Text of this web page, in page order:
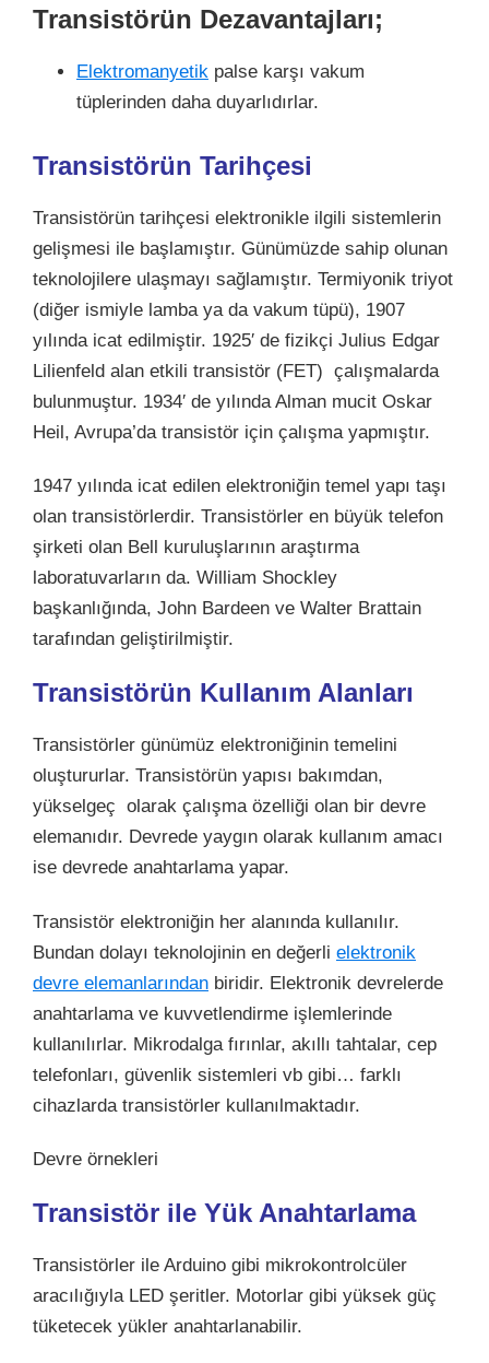
Transistörün Dezavantajları;
Elektromanyetik palse karşı vakum
tüplerinden daha duyarlıdırlar.
Transistörün Tarihçesi
Transistörün tarihçesi elektronikle ilgili sistemlerin
gelişmesi ile başlamıştır. Günümüzde sahip olunan
teknolojilere ulaşmayı sağlamıştır. Termiyonik triyot
(diğer ismiyle lamba ya da vakum tüpü), 1907
yılında icat edilmiştir. 1925′ de fizikçi Julius Edgar
Lilienfeld alan etkili transistör (FET) çalışmalarda
bulunmuştur. 1934′ de yılında Alman mucit Oskar
Heil, Avrupa’da transistör için çalışma yapmıştır.
1947 yılında icat edilen elektroniğin temel yapı taşı
olan transistörlerdir. Transistörler en büyük telefon
şirketi olan Bell kuruluşlarının araştırma
laboratuvarların da. William Shockley
başkanlığında, John Bardeen ve Walter Brattain
tarafından geliştirilmiştir.
Transistörün Kullanım Alanları
Transistörler günümüz elektroniğinin temelini
oluştururlar. Transistörün yapısı bakımdan,
yükselgeç olarak çalışma özelliği olan bir devre
elemanıdır. Devrede yaygın olarak kullanım amacı
ise devrede anahtarlama yapar.
Transistör elektroniğin her alanında kullanılır.
Bundan dolayı teknolojinin en değerli elektronik
devre elemanlarından biridir. Elektronik devrelerde
anahtarlama ve kuvvetlendirme işlemlerinde
kullanılırlar. Mikrodalga fırınlar, akıllı tahtalar, cep
telefonları, güvenlik sistemleri vb gibi… farklı
cihazlarda transistörler kullanılmaktadır.
Devre örnekleri
Transistör ile Yük Anahtarlama
Transistörler ile Arduino gibi mikrokontrolcüler
aracılığıyla LED şeritler. Motorlar gibi yüksek güç
tüketecek yükler anahtarlanabilir.